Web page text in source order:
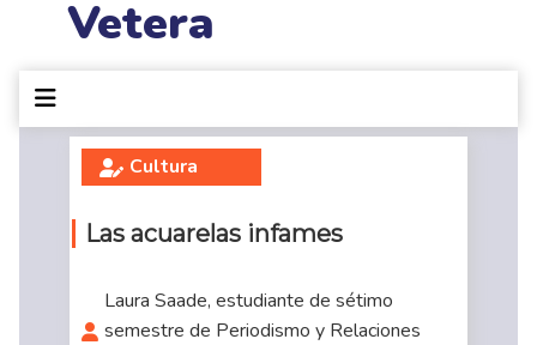
Vetera
Cultura
Las acuarelas infames
Laura Saade, estudiante de sétimo
semestre de Periodismo y Relaciones